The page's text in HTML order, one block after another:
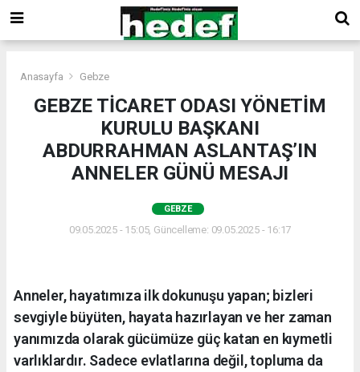
Anasayfa Gebze
GEBZE TİCARET ODASI YÖNETİM
KURULU BAŞKANI
ABDURRAHMAN ASLANTAŞ’IN
ANNELER GÜNÜ MESAJI
GEBZE
09.05.2025 - 15:05, Güncelleme: 09.05.2025 - 16:17
Anneler, hayatımıza ilk dokunuşu yapan; bizleri
sevgiyle büyüten, hayata hazırlayan ve her zaman
yanımızda olarak gücümüze güç katan en kıymetli
varlıklardır. Sadece evlatlarına değil, topluma da